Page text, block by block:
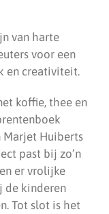
van harte
voor een
en creativiteit.
koffie, thee en
Marjet Huiberts
past bij zo’n
er vrolijke
de kinderen
Tot slot is het